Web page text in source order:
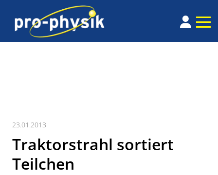
23.01.2013
Traktorstrahl sortiert
Teilchen